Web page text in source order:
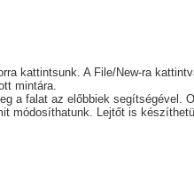
kattintsunk. A File/New-ra
mintára.
a falat az előbbiek
Lejtőt is